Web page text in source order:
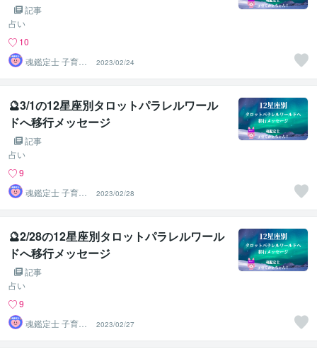
記事
占い
10
魂鑑定士 子育て
かぁちゃん！
2023/02/24
🔮3/1の12星座別タロットパラレルワール
ドへ移行メッセージ
記事
占い
9
魂鑑定士 子育て
かぁちゃん！
2023/02/28
🔮2/28の12星座別タロットパラレルワール
ドへ移行メッセージ
記事
占い
9
魂鑑定士 子育て
かぁちゃん！
2023/02/27